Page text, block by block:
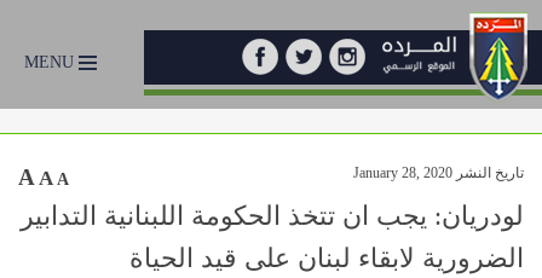
MENU
تاريخ النشر January 28, 2020 A A A
لودريان: يجب ان تتخذ الحكومة اللبنانية التدابير
الضرورية لابقاء لبنان على قيد الحياة